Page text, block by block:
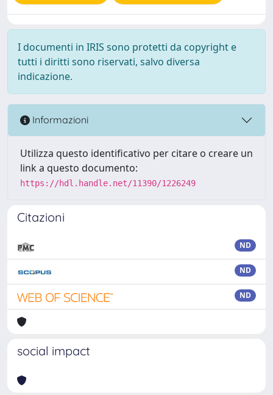
I documenti in IRIS sono protetti da copyright e
tutti i diritti sono riservati, salvo diversa
indicazione.
Informazioni
Utilizza questo identificativo per citare o creare un
link a questo documento:
https://hdl.handle.net/11390/1226249
Citazioni
ND
ND
ND
social impact